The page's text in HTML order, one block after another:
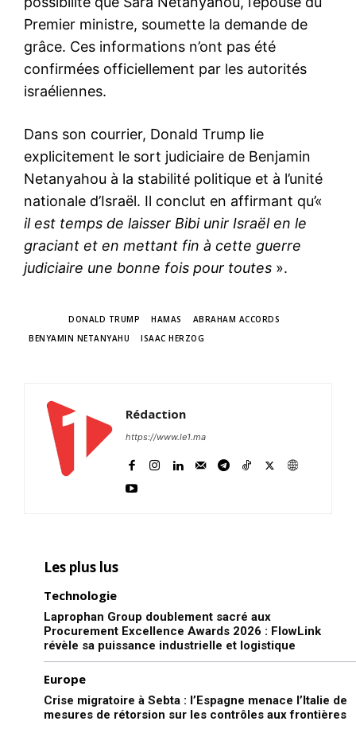
Premier ministre, soumette la demande de
grâce. Ces informations n’ont pas été
confirmées officiellement par les autorités
israéliennes.
Dans son courrier, Donald Trump lie
explicitement le sort judiciaire de Benjamin
Netanyahou à la stabilité politique et à l’unité
nationale d’Israël. Il conclut en affirmant qu’«
il est temps de laisser Bibi unir Israël en le
graciant et en mettant fin à cette guerre
judiciaire une bonne fois pour toutes ».
DONALD TRUMP HAMAS
ABRAHAM ACCORDS
BENYAMIN NETANYAHU
ISAAC HERZOG
Rédaction
https://www.le1.ma
Les plus lus
Technologie
Laprophan Group doublement sacré aux
Procurement Excellence Awards 2026 : FlowLink
révèle sa puissance industrielle et logistique
Europe
Crise migratoire à Sebta : l’Espagne menace l’Italie de
mesures de rétorsion sur les contrôles aux frontières